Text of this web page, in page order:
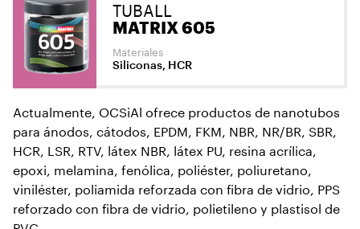
TUBALL
MATRIX 605
Materiales
Siliconas, HCR
Actualmente, OCSiAl ofrece productos de nanotubos
para ánodos, cátodos, EPDM, FKM, NBR, NR/BR, SBR,
HCR, LSR, RTV, látex NBR, látex PU, resina acrílica,
epoxi, melamina, fenólica, poliéster, poliuretano,
viniléster, poliamida reforzada con fibra de vidrio, PPS
reforzado con fibra de vidrio, polietileno y plastisol de